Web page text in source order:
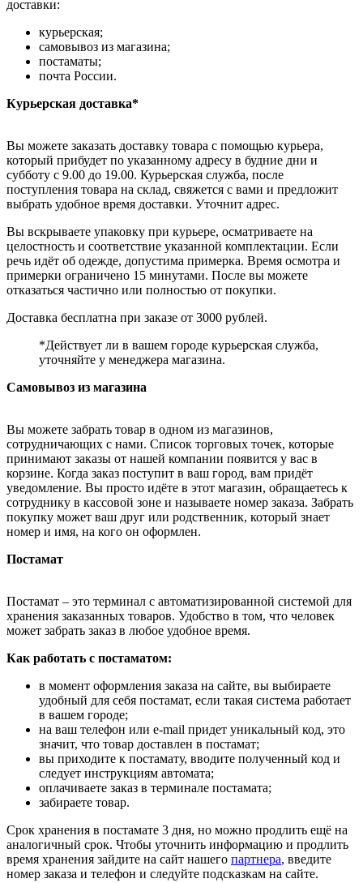
доставки:
курьерская;
самовывоз из магазина;
постаматы;
почта России.
Курьерская доставка*
Вы можете заказать доставку товара с помощью курьера,
который прибудет по указанному адресу в будние дни и
субботу с 9.00 до 19.00. Курьерская служба, после
поступления товара на склад, свяжется с вами и предложит
выбрать удобное время доставки. Уточнит адрес.
Вы вскрываете упаковку при курьере, осматриваете на
целостность и соответствие указанной комплектации. Если
речь идёт об одежде, допустима примерка. Время осмотра и
примерки ограничено 15 минутами. После вы можете
отказаться частично или полностью от покупки.
Доставка бесплатна при заказе от 3000 рублей.
*Действует ли в вашем городе курьерская служба,
уточняйте у менеджера магазина.
Самовывоз из магазина
Вы можете забрать товар в одном из магазинов,
сотрудничающих с нами. Список торговых точек, которые
принимают заказы от нашей компании появится у вас в
корзине. Когда заказ поступит в ваш город, вам придёт
уведомление. Вы просто идёте в этот магазин, обращаетесь к
сотруднику в кассовой зоне и называете номер заказа. Забрать
покупку может ваш друг или родственник, который знает
номер и имя, на кого он оформлен.
Постамат
Постамат – это терминал с автоматизированной системой для
хранения заказанных товаров. Удобство в том, что человек
может забрать заказ в любое удобное время.
Как работать с постаматом:
в момент оформления заказа на сайте, вы выбираете
удобный для себя постамат, если такая система работает
в вашем городе;
на ваш телефон или e-mail придет уникальный код, это
значит, что товар доставлен в постамат;
вы приходите к постамату, вводите полученный код и
следует инструкциям автомата;
оплачиваете заказ в терминале постамата;
забираете товар.
Срок хранения в постамате 3 дня, но можно продлить ещё на
аналогичный срок. Чтобы уточнить информацию и продлить
время хранения зайдите на сайт нашего партнера, введите
номер заказа и телефон и следуйте подсказкам на сайте.